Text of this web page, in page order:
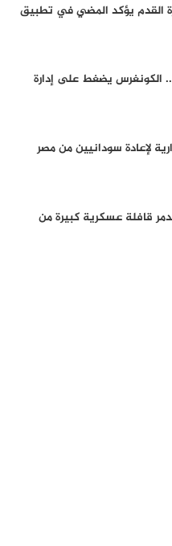
القدم يؤكد المضي في تطبيق
الكونغرس يضغط على إدارة
قافلة عسكرية كبيرة من